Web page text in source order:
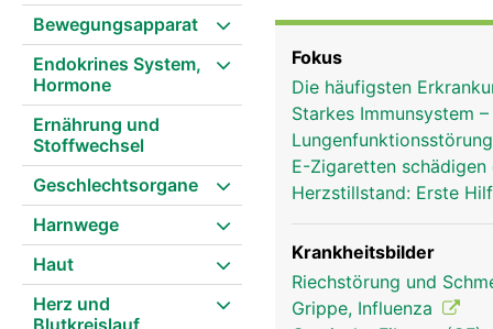
Bewegungsapparat
Endokrines System,
Hormone
Ernährung und
Stoffwechsel
Geschlechtsorgane
Harnwege
Haut
Herz und
Blutkreislauf
ausgestattet sind. Je
durchblutet. Die
Pollen, Bakterien) und
den Rachen wo er
die Atemluft durch die
empfindlich und
Entzündungen
Fokus
Die häufigsten
Starkes Immunsystem
E-Zigaretten schädigen
Herzstillstand: Erste
Krankheitsbilder
Riechstörung und
Grippe, Influenza